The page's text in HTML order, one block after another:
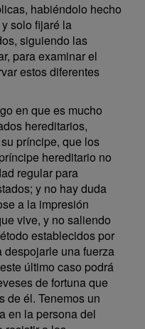
habiéndolo hecho
solo fijaré la
siguiendo las
para examinar el
estos diferentes
en que es mucho
hereditarios,
príncipe, que los
hereditario no
regular para
y no hay duda
a la impresión
vive, y no saliendo
establecidos por
despojarle una fuerza
último caso podrá
de fortuna que
de él. Tenemos un
en la persona del